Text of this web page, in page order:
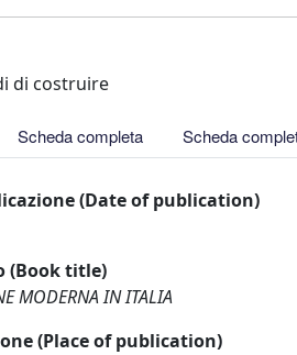
di costruire
Scheda completa Scheda
(Date of publication)
(Book title)
MODERNA IN ITALIA
(Place of publication)